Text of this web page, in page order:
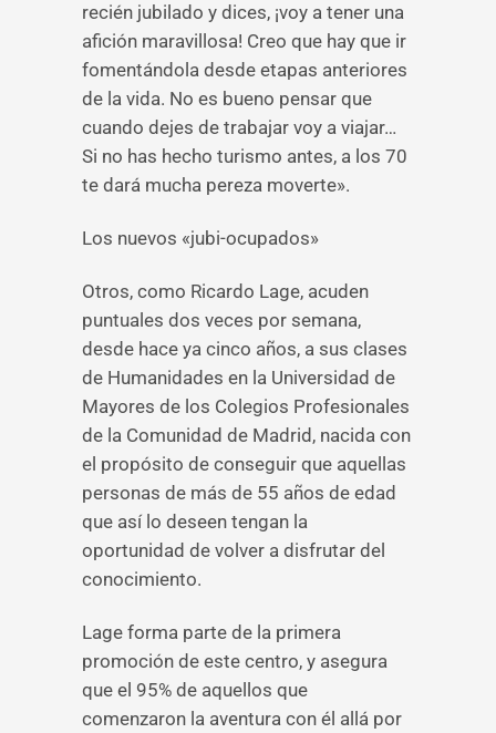
recién jubilado y dices, ¡voy a tener una
afición maravillosa! Creo que hay que ir
fomentándola desde etapas anteriores
de la vida. No es bueno pensar que
cuando dejes de trabajar voy a viajar…
Si no has hecho turismo antes, a los 70
te dará mucha pereza moverte».
Los nuevos «jubi-ocupados»
Otros, como Ricardo Lage, acuden
puntuales dos veces por semana,
desde hace ya cinco años, a sus clases
de Humanidades en la Universidad de
Mayores de los Colegios Profesionales
de la Comunidad de Madrid, nacida con
el propósito de conseguir que aquellas
personas de más de 55 años de edad
que así lo deseen tengan la
oportunidad de volver a disfrutar del
conocimiento.
Lage forma parte de la primera
promoción de este centro, y asegura
que el 95% de aquellos que
comenzaron la aventura con él allá por